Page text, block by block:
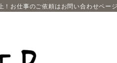
お仕事のご依頼はお問い合わせペー